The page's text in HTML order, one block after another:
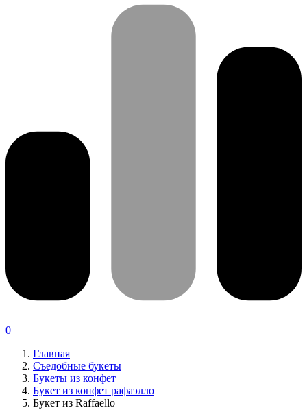
0
Главная
Съедобные букеты
Букеты из конфет
Букет из конфет рафаэлло
Букет из Raffaello